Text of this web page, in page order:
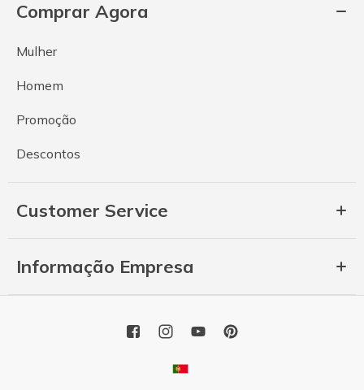
Comprar Agora
Mulher
Homem
Promoção
Descontos
Customer Service
Informação Empresa